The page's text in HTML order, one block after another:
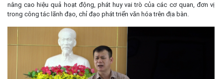
nâng cao hiệu quả hoạt động, phát huy vai trò của các cơ quan, đơn vị
trong công tác lãnh đạo, chỉ đạo phát triển văn hóa trên địa bàn.